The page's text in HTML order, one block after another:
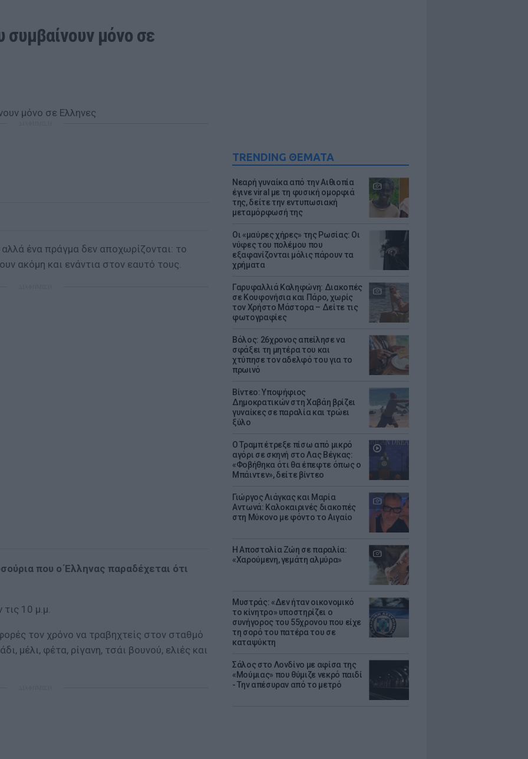
TRENDING ΘΕΜΑΤΑ
Νεαρή γυναίκα από την Αιθιοπία
έγινε viral με τη φυσική ομορφιά
της, δείτε την εντυπωσιακή
μεταμόρφωσή της
Οι «μαύρες χήρες» της Ρωσίας: Οι
νύφες του πολέμου που
εξαφανίζονται μόλις πάρουν τα
χρήματα
Γαρυφαλλιά Καληφώνη: Διακοπές
σε Κουφονήσια και Πάρο, χωρίς
τον Χρήστο Μάστορα – Δείτε τις
φωτογραφίες
Βόλος: 26χρονος απείλησε να
σφάξει τη μητέρα του και
χτύπησε τον αδελφό του για το
πρωινό
Βίντεο: Υποψήφιος
Δημοκρατικών στη Χαβάη βρίζει
γυναίκες σε παραλία και τρώει
ξύλο
Ο Τραμπ έτρεξε πίσω από μικρό
αγόρι σε σκηνή στο Λας Βέγκας:
«Φοβήθηκα ότι θα έπεφτε όπως ο
Μπάιντεν», δείτε βίντεο
Γιώργος Λιάγκας και Μαρία
Αντωνά: Καλοκαιρινές διακοπές
στη Μύκονο με φόντο το Αιγαίο
Η Αποστολία Ζώη σε παραλία:
«Χαρούμενη, γεμάτη αλμύρα»
Μυστράς: «Δεν ήταν οικονομικό
το κίνητρο» υποστηρίζει ο
συνήγορος του 55χρονου που είχε
τη σορό του πατέρα του σε
καταψύκτη
Σάλος στο Λονδίνο με αφίσα της
«Μούμιας» που θύμιζε νεκρό παιδί
- Την απέσυραν από το μετρό
συμβαίνουν μόνο σε
ένα πράγμα δεν αποχωρίζονται: το
ακόμη και ενάντια στον εαυτό τους.
που ο Έλληνας παραδέχεται ότι
10 µ.µ.
τον χρόνο να τραβηχτείς στον σταθµό
µέλι, φέτα, ρίγανη, τσάι βουνού, ελιές και